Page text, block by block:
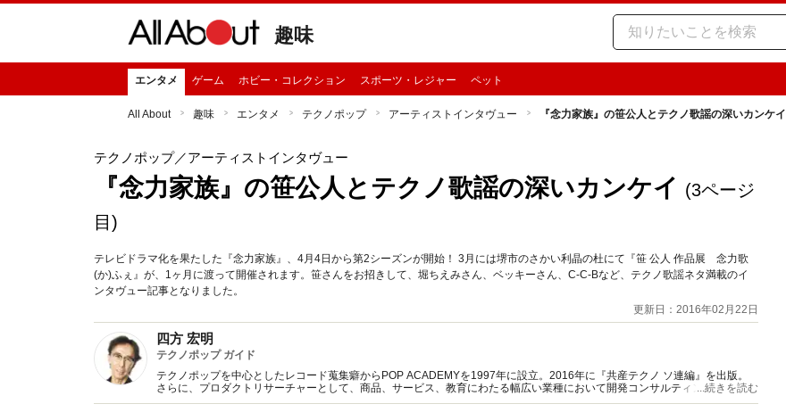
趣味
エンタメ ゲーム ホビー・コレクション スポーツ・レジャー ペット
All About 趣味 エンタメ テクノポップ アーティストインタヴュー 『念力家族』の笹公人とテクノ歌謡の深いカンケイ
テクノポップ／アーティストインタヴュー
『念力家族』の笹公人とテクノ歌謡の深いカンケイ (3ページ
目)
テレビドラマ化を果たした『念力家族』、4月4日から第2シーズンが開始！ 3月には堺市のさかい利晶の杜にて『笹 公人 作品展 念力歌
(か)ふぇ』が、1ヶ月に渡って開催されます。笹さんをお招きして、堀ちえみさん、ベッキーさん、C-C-Bなど、テクノ歌謡ネタ満載のイ
ンタヴュー記事となりました。
更新日：2016年02月22日
四方 宏明
テクノポップ ガイド
テクノポップを中心としたレコード蒐集癖からPOP ACADEMYを1997年に設立。2016年に『共産テクノ ソ連編』を出版。
さらに、プロダクトリサーチャーとして、商品、サービス、教育にわたる幅広い業種において開発コンサルティングに従事。
Twitter（hiroaki4kata）も随時更新。
...続きを読む